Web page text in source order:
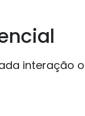
interação